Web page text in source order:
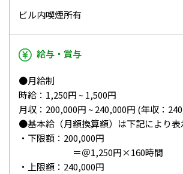
ビル内喫煙所有
給与・賞与
●月給制
時給：1,250円 ~ 1,500円
月収：200,000円 ~ 240,000円 (年収：
●基本給（月額換算額）は下記により表
・下限額：200,000円
＝＠1,250円×160時間
・上限額：240,000円